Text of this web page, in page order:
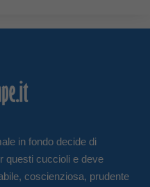
in fondo decide di
questi cuccioli e deve
coscienziosa, prudente